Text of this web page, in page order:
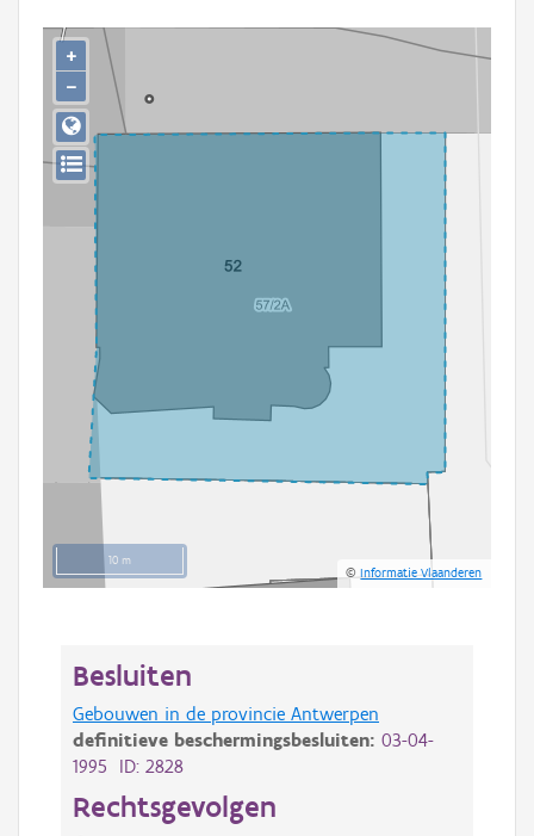
Downloads
Hergebruik
Aanmelden
10 m
©Informatie Vlaanderen
+
−
Besluiten
Gebouwen in de provincie Antwerpen
definitieve beschermingsbesluiten: 03-04-
1995 ID: 2828
Rechtsgevolgen